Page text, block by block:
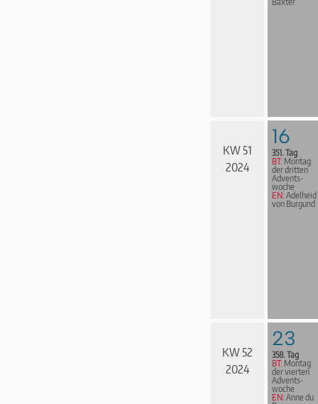
KW 51
2024
16
351. Tag
BT: Montag
der dritten
Advents­
woche
EN: Adelheid
von Burgund
KW 52
2024
23
358. Tag
BT: Montag
der vierten
Advents­
woche
EN: Anne du